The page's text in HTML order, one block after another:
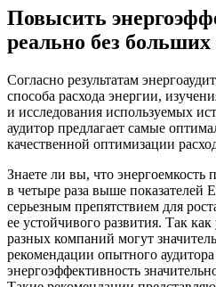
Повысить
реально без больших
Согласно результатам
способа расхода энергии,
и исследования используемых
аудитор предлагает самые
качественной оптимизации
Знаете ли вы, что энергоемкость
в четыре раза выше показателей
серьезным препятствием для
ее устойчивого развития. Так как
разных компаний могут
рекомендации опытного
энергоэффективность